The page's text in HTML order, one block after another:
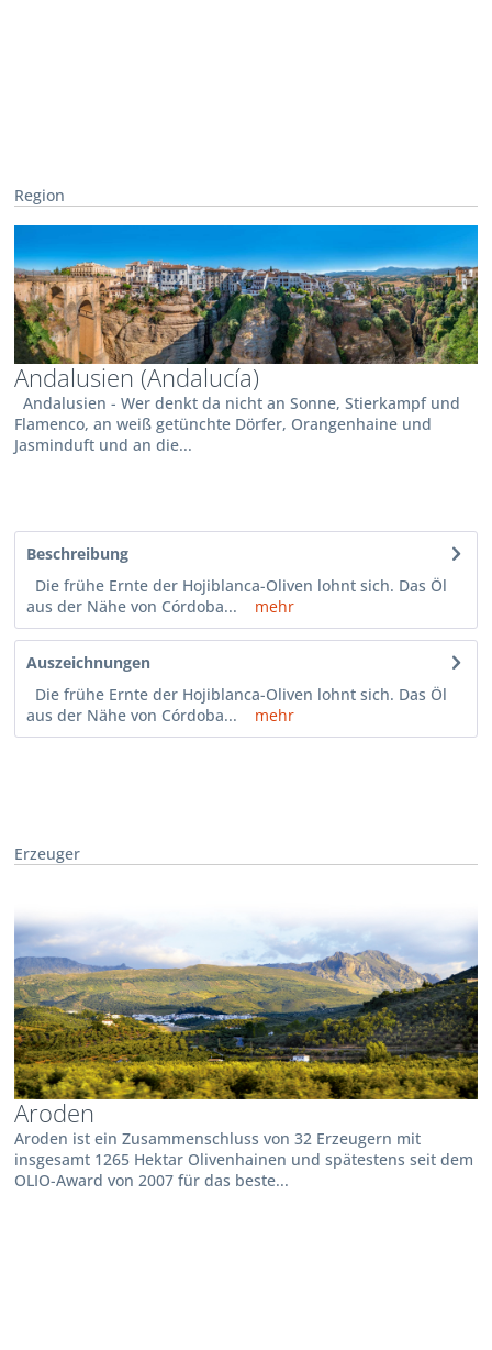
Region
Andalusien (Andalucía)
Andalusien - Wer denkt da nicht an Sonne, Stierkampf und
Flamenco, an weiß getünchte Dörfer, Orangenhaine und
Jasminduft und an die...
Beschreibung
Die frühe Ernte der Hojiblanca-Oliven lohnt sich. Das Öl
aus der Nähe von Córdoba...
mehr
Auszeichnungen
Die frühe Ernte der Hojiblanca-Oliven lohnt sich. Das Öl
aus der Nähe von Córdoba...
mehr
Erzeuger
Aroden
Aroden ist ein Zusammenschluss von 32 Erzeugern mit
insgesamt 1265 Hektar Olivenhainen und spätestens seit dem
OLIO-Award von 2007 für das beste...